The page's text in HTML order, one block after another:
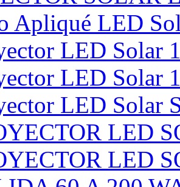
Apliqué LED
LED Solar
LED Solar
LED Solar
LED
LED